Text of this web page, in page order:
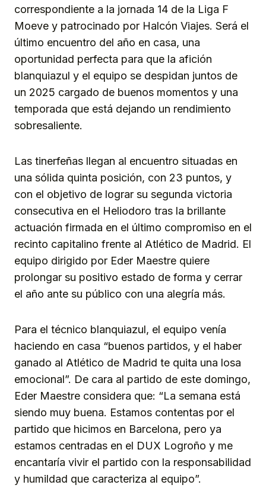
correspondiente a la jornada 14 de la Liga F
Moeve y patrocinado por Halcón Viajes. Será el
último encuentro del año en casa, una
oportunidad perfecta para que la afición
blanquiazul y el equipo se despidan juntos de
un 2025 cargado de buenos momentos y una
temporada que está dejando un rendimiento
sobresaliente.
Las tinerfeñas llegan al encuentro situadas en
una sólida quinta posición, con 23 puntos, y
con el objetivo de lograr su segunda victoria
consecutiva en el Heliodoro tras la brillante
actuación firmada en el último compromiso en el
recinto capitalino frente al Atlético de Madrid. El
equipo dirigido por Eder Maestre quiere
prolongar su positivo estado de forma y cerrar
el año ante su público con una alegría más.
Para el técnico blanquiazul, el equipo venía
haciendo en casa “buenos partidos, y el haber
ganado al Atlético de Madrid te quita una losa
emocional”. De cara al partido de este domingo,
Eder Maestre considera que: “La semana está
siendo muy buena. Estamos contentas por el
partido que hicimos en Barcelona, pero ya
estamos centradas en el DUX Logroño y me
encantaría vivir el partido con la responsabilidad
y humildad que caracteriza al equipo”.